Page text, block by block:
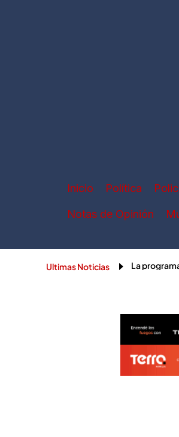
Inicio Política
Notas de Opinión
Ultimas Noticias La